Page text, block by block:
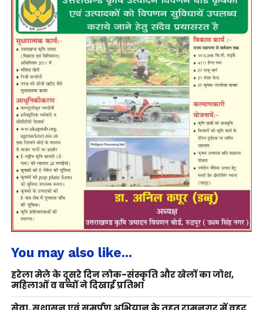
You may also like...
हरेला मेले के दूसरे दिन लोक-संस्कृति और खेलों का जोश,
महिलाओं व बच्चों ने दिखाई प्रतिभा